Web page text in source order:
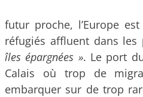
futur proche, l’Europe
réfugiés affluent dans
îles épargnées ». Le port
Calais où trop de
embarquer sur de trop